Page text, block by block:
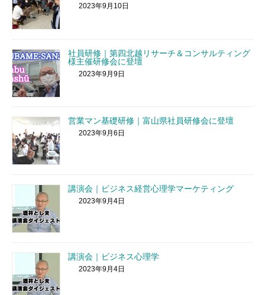
2023年9月10日
社員研修｜第四北越リサーチ＆コンサルティング
様主催研修会に登壇
2023年9月9日
営業マン基礎研修｜富山県社員研修会に登壇
2023年9月6日
講演会｜ビジネス経営心理学マーケティング
2023年9月4日
講演会｜ビジネス心理学
2023年9月4日